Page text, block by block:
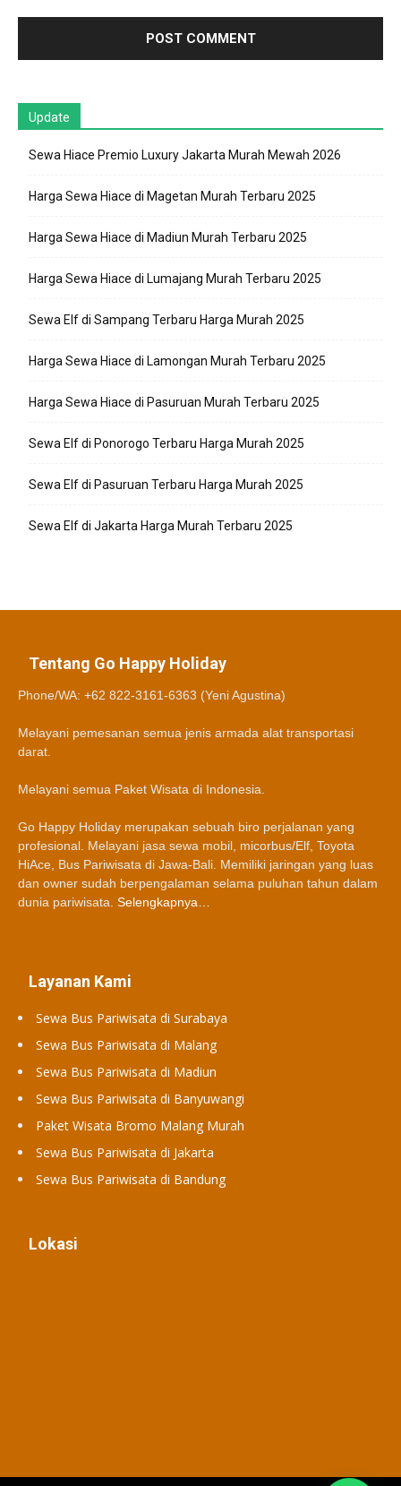
Update
Sewa Hiace Premio Luxury Jakarta Murah Mewah 2026
Harga Sewa Hiace di Magetan Murah Terbaru 2025
Harga Sewa Hiace di Madiun Murah Terbaru 2025
Harga Sewa Hiace di Lumajang Murah Terbaru 2025
Sewa Elf di Sampang Terbaru Harga Murah 2025
Harga Sewa Hiace di Lamongan Murah Terbaru 2025
Harga Sewa Hiace di Pasuruan Murah Terbaru 2025
Sewa Elf di Ponorogo Terbaru Harga Murah 2025
Sewa Elf di Pasuruan Terbaru Harga Murah 2025
Sewa Elf di Jakarta Harga Murah Terbaru 2025
Tentang Go Happy Holiday
Phone/WA: +62 822-3161-6363 (Yeni Agustina)
Melayani pemesanan semua jenis armada alat transportasi
darat.
Melayani semua Paket Wisata di Indonesia.
Go Happy Holiday merupakan sebuah biro perjalanan yang
profesional. Melayani jasa sewa mobil, micorbus/Elf, Toyota
HiAce, Bus Pariwisata di Jawa-Bali. Memiliki jaringan yang luas
dan owner sudah berpengalaman selama puluhan tahun dalam
dunia pariwisata. Selengkapnya…
Layanan Kami
Sewa Bus Pariwisata di Surabaya
Sewa Bus Pariwisata di Malang
Sewa Bus Pariwisata di Madiun
Sewa Bus Pariwisata di Banyuwangi
Paket Wisata Bromo Malang Murah
Sewa Bus Pariwisata di Jakarta
Sewa Bus Pariwisata di Bandung
Lokasi